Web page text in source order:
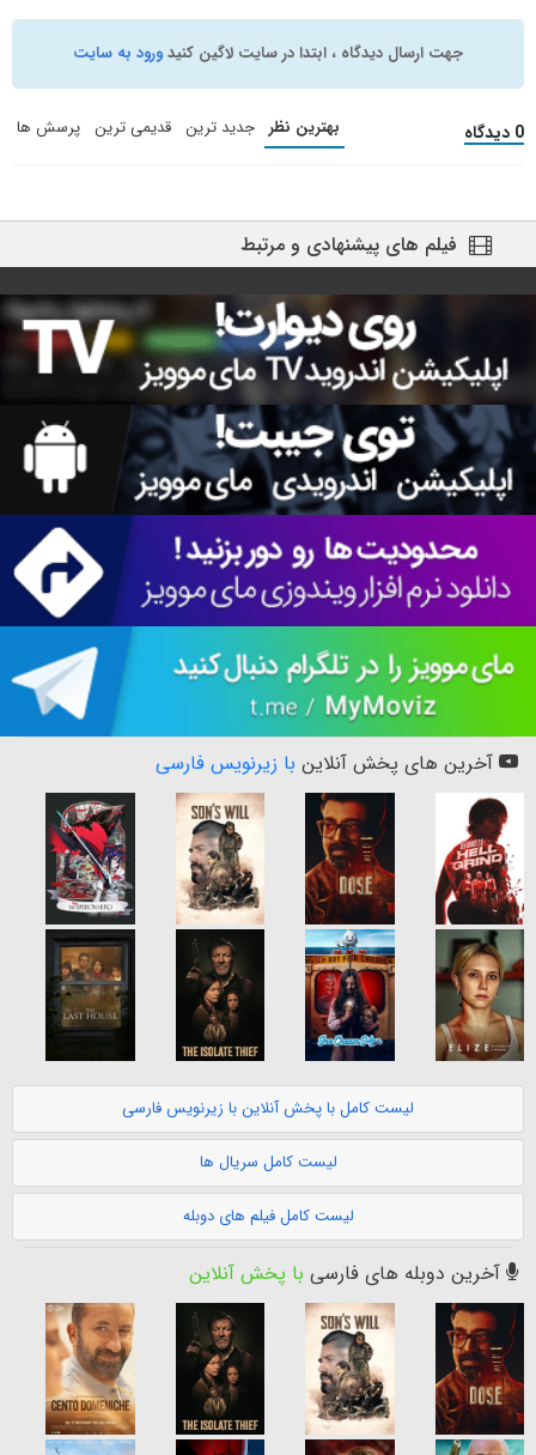
جهت ارسال دیدگاه ، ابتدا در سایت لاگین کنیدورود به سایت
0 دیدگاه بهترین نظر جدید ترین قدیمی ترین پرسش ها
فیلم های پیشنهادی و مرتبط
آخرین های پخش آنلاین با زیرنویس فارسی
لیست کامل با پخش آنلاین با زیرنویس فارسی
لیست کامل سریال ها
لیست کامل فیلم های دوبله
آخرین دوبله های فارسی با پخش آنلاین